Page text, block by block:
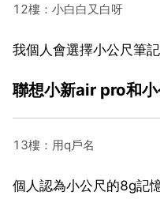
12樓：小白白又白呀
我個人會選擇小公尺筆
聯想小新air pro和
13樓：用q戶名
個人認為小公尺的8g記